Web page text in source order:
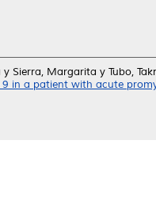
y Sierra, Margarita y Tubo,
in a patient with acute